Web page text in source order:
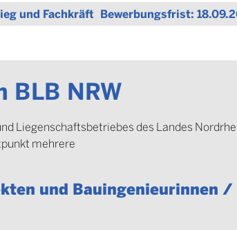
und Fachkräfte Bewerbungsfrist:
BLB NRW
Liegenschaftsbetriebes des Landes
mehrere
und Bauingenieurinnen /